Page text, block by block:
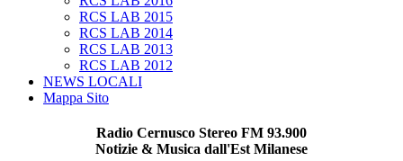
RCS LAB 2015
RCS LAB 2014
RCS LAB 2013
RCS LAB 2012
NEWS LOCALI
Mappa Sito
Radio Cernusco Stereo FM 93.900
Notizie & Musica dall'Est Milanese